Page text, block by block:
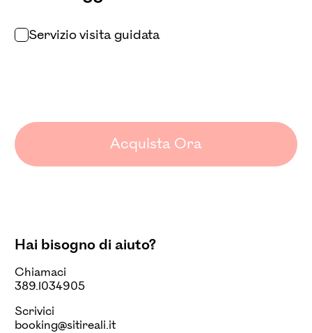
Servizio visita guidata
Acquista Ora
Hai bisogno di aiuto?
Chiamaci
389.1034905
Scrivici
booking@sitireali.it